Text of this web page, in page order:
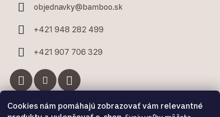
Cookies nám pomáhajú zobrazovať vám relevantné
objednavky@bamboo.sk
+421 948 282 499
+421 907 706 329